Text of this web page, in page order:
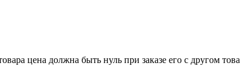
цена должна быть нуль при заказе его с другом